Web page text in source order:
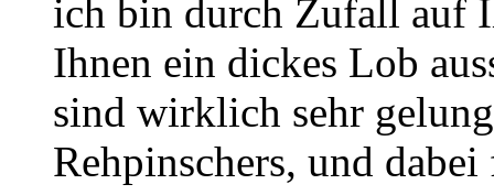
ich bin durch Zufall auf
Ihnen ein dickes Lob
sind wirklich sehr
Rehpinschers, und